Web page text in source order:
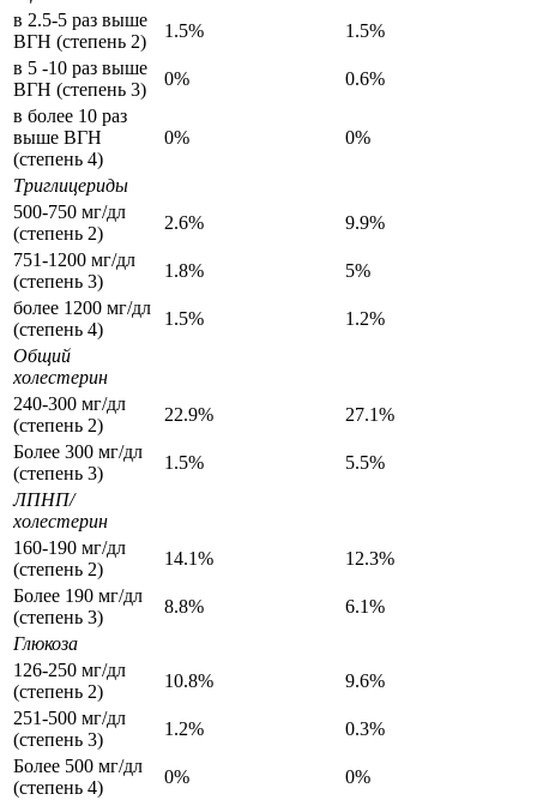
в 2.5-5 раз выше
ВГН (степень 2)
1.5%
1.5%
в 5 -10 раз выше
ВГН (степень 3)
0%
0.6%
в более 10 раз
выше ВГН
(степень 4)
0% 0%
Триглицериды
500-750 мг/дл
(степень 2)
2.6%
9.9%
751-1200 мг/дл
(степень 3)
1.8%
5%
более 1200 мг/дл
(степень 4)
1.5%
1.2%
Общий
холестерин
240-300 мг/дл
(степень 2)
22.9%
27.1%
Более 300 мг/дл
(степень 3)
1.5%
5.5%
ЛПНП/
холестерин
160-190 мг/дл
(степень 2)
14.1%
12.3%
Более 190 мг/дл
(степень 3)
8.8%
6.1%
Глюкоза
126-250 мг/дл
(степень 2)
10.8%
9.6%
251-500 мг/дл
(степень 3)
1.2%
0.3%
Более 500 мг/дл
(степень 4)
0%
0%